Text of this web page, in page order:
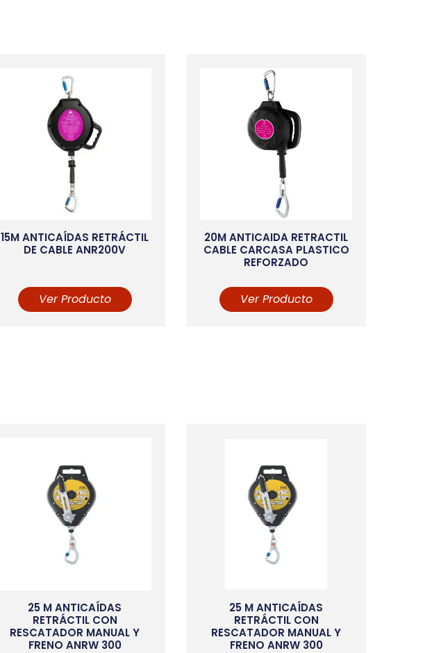
15M ANTICAÍDAS RETRÁCTIL
DE CABLE ANR200V
Ver Producto
20M ANTICAIDA RETRACTIL
CABLE CARCASA PLASTICO
REFORZADO
Ver Producto
25 M ANTICAÍDAS
RETRÁCTIL CON
RESCATADOR MANUAL Y
FRENO ANRW 300
25 M ANTICAÍDAS
RETRÁCTIL CON
RESCATADOR MANUAL Y
FRENO ANRW 300